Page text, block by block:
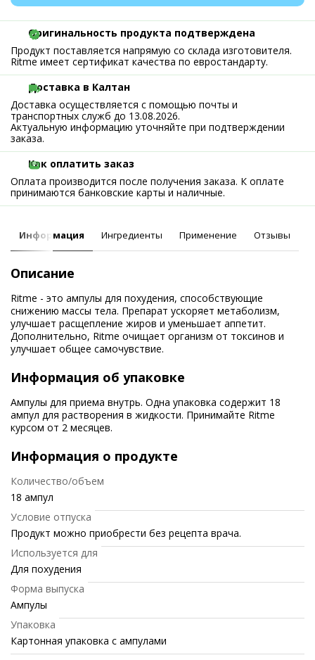
Оригинальность продукта подтверждена
Продукт поставляется напрямую со склада изготовителя.
Ritme имеет сертификат качества по евростандарту.
Доставка в Калтан
Доставка осуществляется с помощью почты и
транспортных служб до 13.08.2026.
Актуальную информацию уточняйте при подтверждении
заказа.
Как оплатить заказ
Оплата производится после получения заказа. К оплате
принимаются банковские карты и наличные.
Информация Ингредиенты Применение Отзывы
Описание
Ritme - это ампулы для похудения, способствующие
снижению массы тела. Препарат ускоряет метаболизм,
улучшает расщепление жиров и уменьшает аппетит.
Дополнительно, Ritme очищает организм от токсинов и
улучшает общее самочувствие.
Информация об упаковке
Ампулы для приема внутрь. Одна упаковка содержит 18
ампул для растворения в жидкости. Принимайте Ritme
курсом от 2 месяцев.
Информация о продукте
Количество/объем
18 ампул
Условие отпуска
Продукт можно приобрести без рецепта врача.
Используется для
Для похудения
Форма выпуска
Ампулы
Упаковка
Картонная упаковка с ампулами